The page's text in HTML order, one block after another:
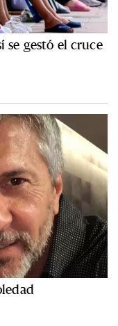
se gestó el cruce